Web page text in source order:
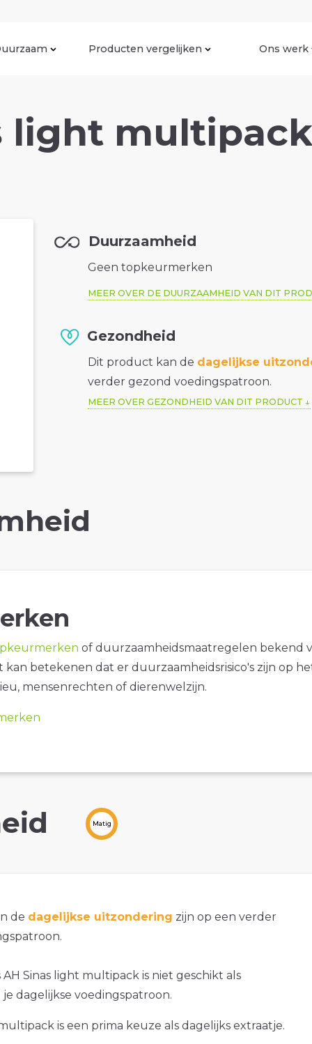
Producten vergelijken Ons werk
light multipack
Duurzaamheid
Geen topkeurmerken
MEER OVER DE DUURZAAMHEID VAN DIT
Gezondheid
Dit product kan de dagelijkse
verder gezond voedingspatroon.
MEER OVER GEZONDHEID VAN DIT PRODUCT
of duurzaamheidsmaatregelen bekend
kan betekenen dat er duurzaamheidsrisico's zijn op
mensenrechten of dierenwelzijn.
Matig
de dagelijkse uitzondering zijn op een verder
AH Sinas light multipack is niet geschikt als
dagelijkse voedingspatroon.
is een prima keuze als dagelijks extraatje.